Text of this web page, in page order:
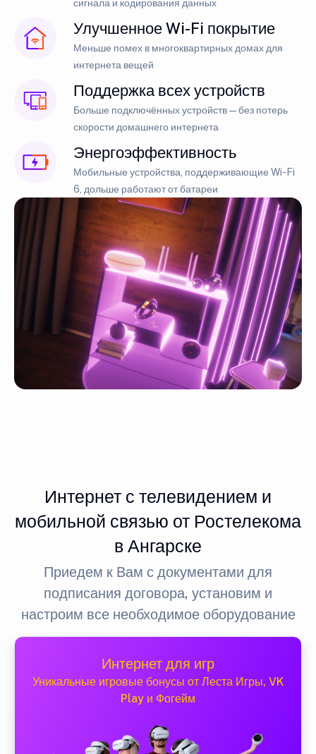
сигнала и кодирования данных
Улучшенное Wi-Fi покрытие
Меньше помех в многоквартирных домах для
интернета вещей
Поддержка всех устройств
Больше подключённых устройств — без потерь
скорости домашнего интернета
Энергоэффективность
Мобильные устройства, поддерживающие Wi-Fi
6, дольше работают от батареи
Интернет с телевидением и
мобильной связью от Ростелекома
в Ангарске
Приедем к Вам с документами для
подписания договора, установим и
настроим все необходимое оборудование
Интернет для игр
Уникальные игровые бонусы от Леста Игры, VK
Play и Фогейм